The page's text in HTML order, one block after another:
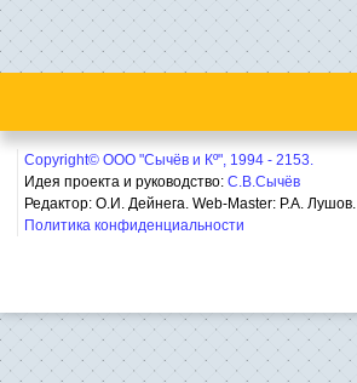
Copyright© ООО "Сычёв и Кº", 1994 - 2153.
Идея проекта и руководство: С.В.Сычёв
Редактор: О.И. Дейнега. Web-Master: Р.А. Лушов.
Политика конфиденциальности